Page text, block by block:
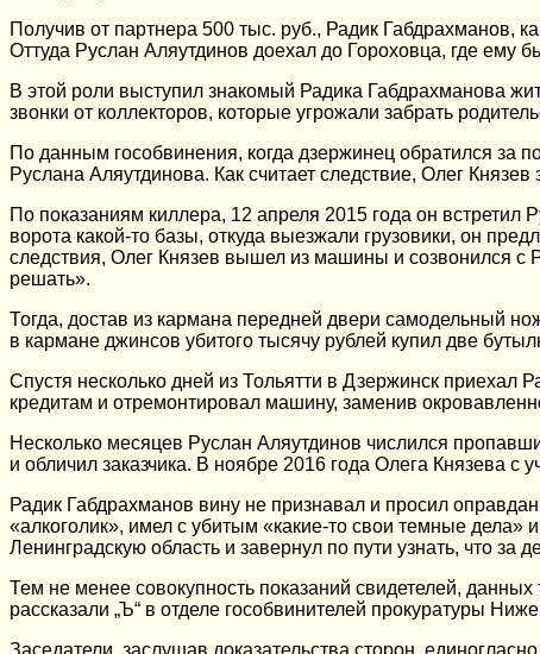
Получив от партнера 500 тыс. руб., Радик Габдрахманов,
Оттуда Руслан Аляутдинов доехал до Гороховца, где ему
В этой роли выступил знакомый Радика Габдрахманова
звонки от коллекторов, которые угрожали забрать
По данным гособвинения, когда дзержинец обратился за
Руслана Аляутдинова. Как считает следствие, Олег
По показаниям киллера, 12 апреля 2015 года он
ворота какой-то базы, откуда выезжали грузовики, он
следствия, Олег Князев вышел из машины и созвонился с
решать».
Тогда, достав из кармана передней двери самодельный
в кармане джинсов убитого тысячу рублей купил две
Спустя несколько дней из Тольятти в Дзержинск приехал
кредитам и отремонтировал машину, заменив
Несколько месяцев Руслан Аляутдинов числился
и обличил заказчика. В ноябре 2016 года Олега Князева с
Радик Габдрахманов вину не признавал и просил
«алкоголик», имел с убитым «какие-то свои темные
Ленинградскую область и завернул по пути узнать, что
Тем не менее совокупность показаний свидетелей,
рассказали „Ъ“ в отделе гособвинителей прокуратуры
Заседатели, заслушав доказательства сторон,